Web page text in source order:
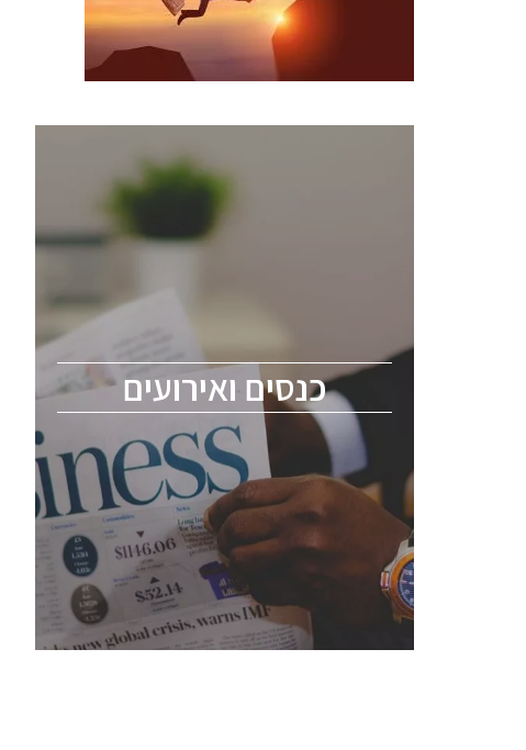
כנסים ואירועים
כנסים ואירועים
הסמיקונדקטור כולל מהנדסים, מומחים מקצועיים
ChipEx2026 will be held on May 12-13,
2026. The conference is intended for
everyone involved in the semiconductor
industry, including engineers, professional
experts, and senior executives.
לחץ לפרטים